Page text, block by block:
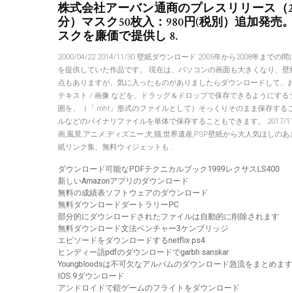
株式会社アーバン通商のプレスリリース（
分）マスク50枚入：980円(税別）追加発売
スクを廉価で提供し 8.
2000/04/22 2014/11/30 壁紙ダウンロード 2005年から2008年までの
を提供していた作品です。 現在は、パソコンの画面も大きくなり、
点もありますが、気に入ったものがありましたらダウンロードして
テキスト / 画像 などを、ドラッグ＆ドロップで保存できるようにす
囲を、（「.mht」形式のファイルとして）そっくりそのまま保存する
ルなどのバイナリファイルを単体で保存することもできます。 2017/
画,風景,アニメ,ディズニー,犬,猫,世界遺産,PSP壁紙から大人気ほしの
紙リンク集、無料ウィジェットも…
ダウンロード可能なPDFテクニカルブック1999レクサスLS400
新しいAmazonアプリのダウンロード
無料の成績表ソフトウェアのダウンロード
無料ダウンロードダートラリーPC
部分的にダウンロードされたファイルは自動的に削除されます
無料ダウンロード文法ベンチャー3ケンブリッジ
エピソードをダウンロードするnetflix ps4
ヒンディー語pdfのダウンロードでgarbh sanskar
Youngbloodsは不可欠なアルバムのダウンロード急流をまとめます
IOS 9ダウンロード
アンドロイドで鎧ゲームのフライトをダウンロード